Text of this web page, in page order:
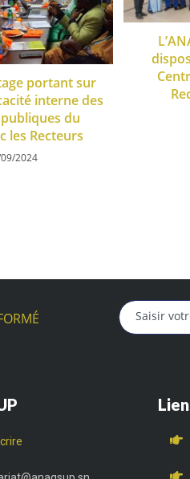
portant sur
interne des
du
les Recteurs
2024